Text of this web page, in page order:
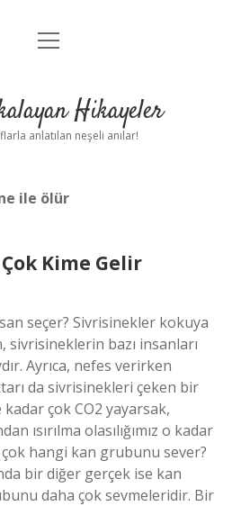
Anasayfa
Yasal Uyarı
menüyü
Hikayeler
anlatılan neşeli anılar!
ile ölür
Kime Gelir
seçer? Sivrisinekler kokuya
sivrisineklerin bazı insanları
Ayrıca, nefes verirken
da sivrisinekleri çeken bir
çok CO2 yayarsak,
ısırılma olasılığımız o kadar
hangi kan grubunu sever?
bir diğer gerçek ise kan
daha çok sevmeleridir. Bir